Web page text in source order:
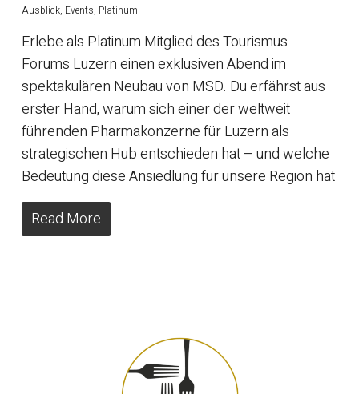
Ausblick, Events, Platinum
Erlebe als Platinum Mitglied des Tourismus
Forums Luzern einen exklusiven Abend im
spektakulären Neubau von MSD. Du erfährst aus
erster Hand, warum sich einer der weltweit
führenden Pharmakonzerne für Luzern als
strategischen Hub entschieden hat – und welche
Bedeutung diese Ansiedlung für unsere Region hat
Read More